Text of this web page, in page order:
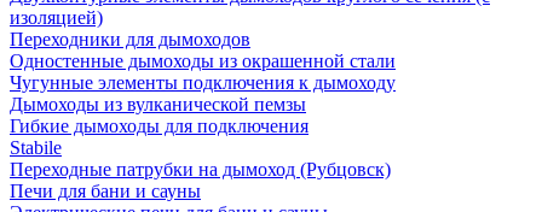
изоляцией)
Переходники для дымоходов
Одностенные дымоходы из окрашенной стали
Чугунные элементы подключения к дымоходу
Дымоходы из вулканической пемзы
Гибкие дымоходы для подключения
Stabile
Переходные патрубки на дымоход (Рубцовск)
Печи для бани и сауны